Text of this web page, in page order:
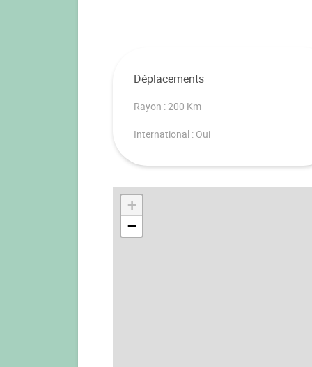
Déplacements
Rayon : 200 Km
International : Oui
+
−